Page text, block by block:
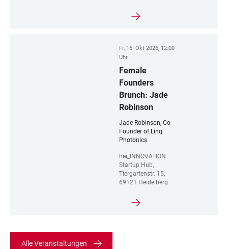
Fr, 16. Okt 2026, 12:00
Uhr
Female
Founders
Brunch: Jade
Robinson
Jade Robinson, Co-
Founder of Linq
Photonics
hei_INNOVATION
Startup Hub,
Tiergartenstr. 15,
69121 Heidelberg
Alle Veranstaltungen